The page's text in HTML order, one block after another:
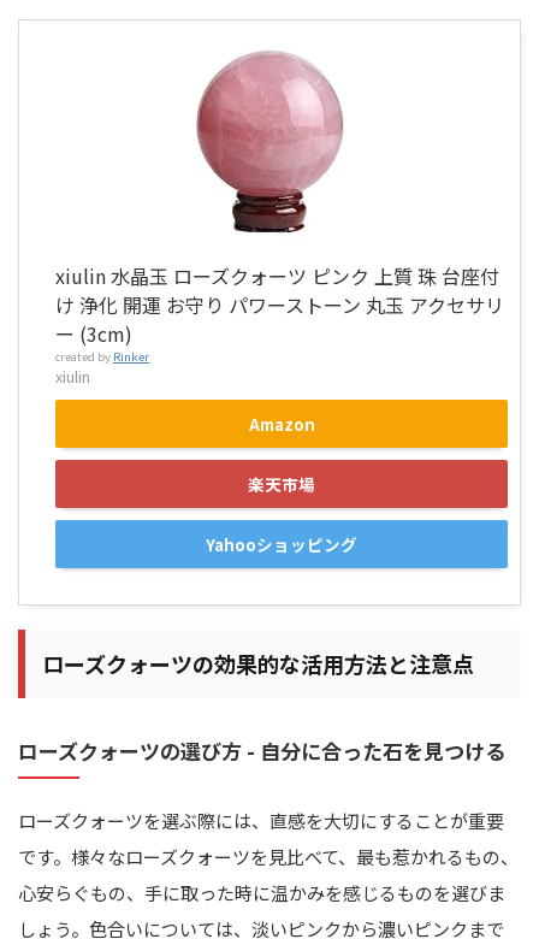
xiulin 水晶玉 ローズクォーツ ピンク 上質 珠 台座付
け 浄化 開運 お守り パワーストーン 丸玉 アクセサリ
ー (3cm)
created by Rinker
xiulin
Amazon
楽天市場
Yahooショッピング
ローズクォーツの効果的な活用方法と注意点
ローズクォーツの選び方 - 自分に合った石を見つける
ローズクォーツを選ぶ際には、直感を大切にすることが重要
です。様々なローズクォーツを見比べて、最も惹かれるもの、
心安らぐもの、手に取った時に温かみを感じるものを選びま
しょう。色合いについては、淡いピンクから濃いピンクまで